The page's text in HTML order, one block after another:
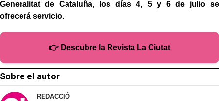
Generalitat de Cataluña, los días 4, 5 y 6 de julio se
ofrecerá servicio.
👉 Descubre la Revista La Ciutat
Sobre el autor
REDACCIÓ